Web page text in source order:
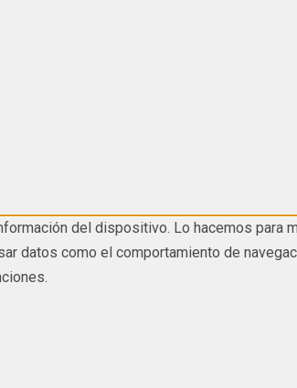
del dispositivo. Lo hacemos para
datos como el comportamiento de